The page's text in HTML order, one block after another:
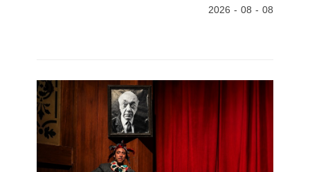
08 - 08 - 2026